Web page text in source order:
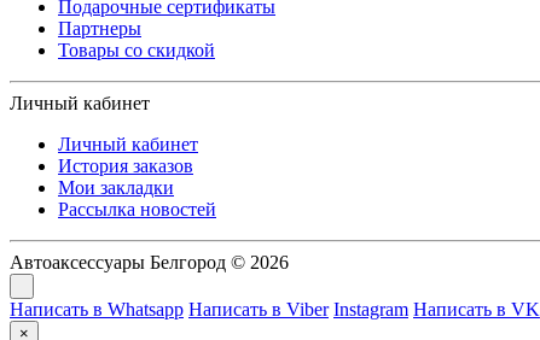
Подарочные сертификаты
Партнеры
Товары со скидкой
Личный кабинет
Личный кабинет
История заказов
Мои закладки
Рассылка новостей
Автоаксессуары Белгород © 2026
Написать в Whatsapp Написать в Viber Instagram Написать в VK
×